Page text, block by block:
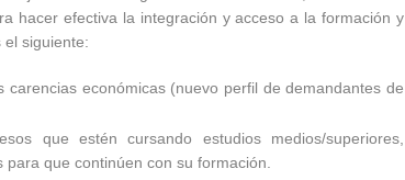
hacer efectiva la integración y acceso a la formación y
siguiente:
económicas (nuevo perfil de demandantes de
que estén cursando estudios medios/superiores,
que continúen con su formación.